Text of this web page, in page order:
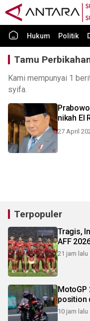
Hukum Politik
Tamu
Kami mempunyai 1
syifa.
nikah El
27 April
Terpopuler
Tragis,
AFF
21 jam lalu
MotoGP
10 jam lalu